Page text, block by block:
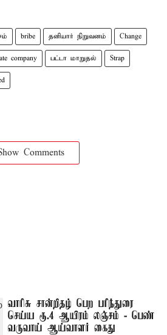
bribe தனியார் நிறுவனம் Change
company பட்டா மாறுதல் Strap
Comments
வாரிசு சான்றிதழ் பெற பரிந்துரை
செய்ய ரூ.4 ஆயிரம் லஞ்சம் - பெண்
வருவாய் ஆய்வாளர் கைது